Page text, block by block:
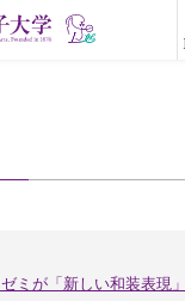
ミが「新しい和装表現